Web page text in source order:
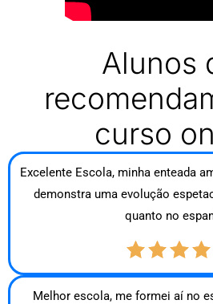
Alunos
curso
Excelente Escola, minha enteada
demonstra uma evolução
quanto no
Melhor escola, me formei aí no